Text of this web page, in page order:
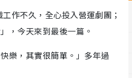
作不久，全心投入營運劇團；
，今天來到最後一篇。
樂，其實很簡單。」多年過